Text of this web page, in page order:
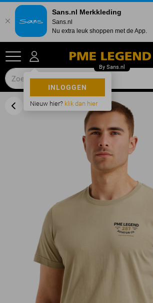
INLOGGEN
Nieuw hier? klik dan hier
Sans.nl Merkkleding
Sans.nl
Nu extra leuk shoppen met de App.